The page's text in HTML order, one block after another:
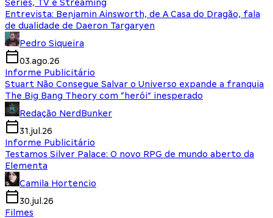
Séries, TV e Streaming
Entrevista: Benjamin Ainsworth, de A Casa do Dragão, fala
de dualidade de Daeron Targaryen
Pedro Siqueira
03.ago.26
Informe Publicitário
Stuart Não Consegue Salvar o Universo expande a franquia
The Big Bang Theory com “herói” inesperado
Redação NerdBunker
31.jul.26
Informe Publicitário
Testamos Silver Palace: O novo RPG de mundo aberto da
Elementa
Camila Hortencio
30.jul.26
Filmes